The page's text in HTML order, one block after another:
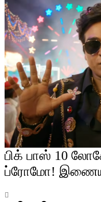
பிக் பாஸ் 10
ப்ரோமோ!